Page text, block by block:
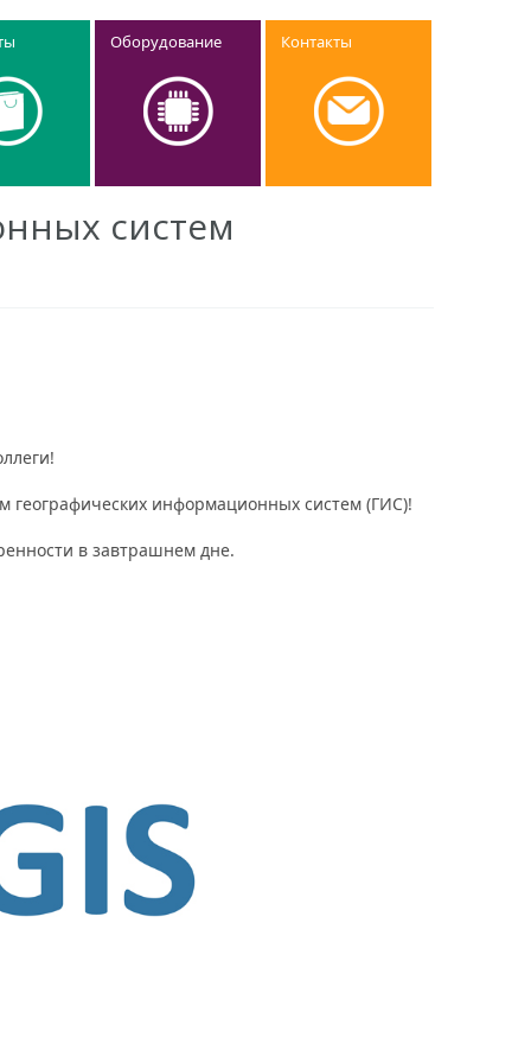
Оборудование Контакты
систем
информационных систем (ГИС)!
в завтрашнем дне.